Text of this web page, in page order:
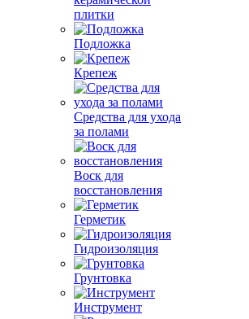
плитки
Подложка
Крепеж
Средства для ухода
за полами
Воск для
восстановления
Герметик
Гидроизоляция
Грунтовка
Инструмент